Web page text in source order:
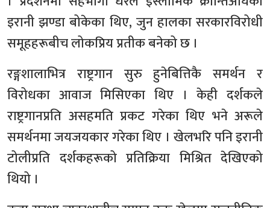
इरानी झण्डा बोकेका थिए, जुन हालका सरकारविरोधी
समूहहरूबीच लोकप्रिय प्रतीक बनेको छ ।
रङ्गशालाभित्र राष्ट्रगान सुरु हुनेबित्तिकै समर्थन र
विरोधका आवाज मिसिएका थिए । केही दर्शकले
राष्ट्रगानप्रति असहमति प्रकट गरेका थिए भने अरूले
समर्थनमा जयजयकार गरेका थिए । खेलभरि पनि इरानी
टोलीप्रति दर्शकहरूको प्रतिक्रिया मिश्रित देखिएको
थियो ।